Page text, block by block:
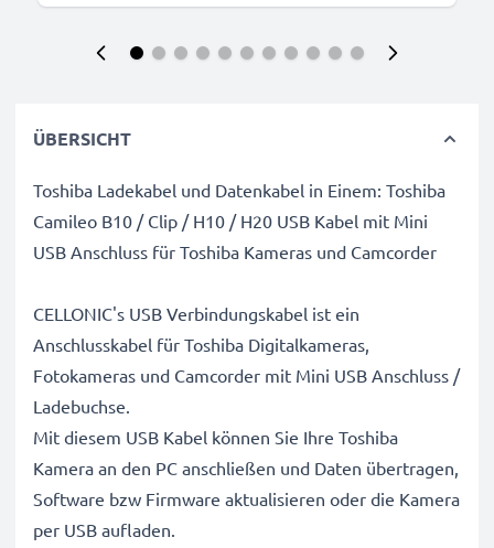
ÜBERSICHT
Toshiba Ladekabel und Datenkabel in Einem: Toshiba
Camileo B10 / Clip / H10 / H20 USB Kabel mit Mini
USB Anschluss für Toshiba Kameras und Camcorder
CELLONIC's USB Verbindungskabel ist ein
Anschlusskabel für Toshiba Digitalkameras,
Fotokameras und Camcorder mit Mini USB Anschluss /
Ladebuchse.
Mit diesem USB Kabel können Sie Ihre Toshiba
Kamera an den PC anschließen und Daten übertragen,
Software bzw Firmware aktualisieren oder die Kamera
per USB aufladen.